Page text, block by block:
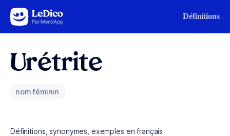
Aller au contenu Définitions
Urétrite
nom féminin
Définitions, synonymes, exemples en français